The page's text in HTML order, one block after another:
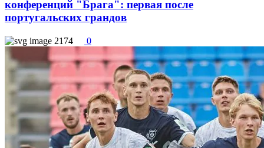
конференций "Брага": первая после
португальских грандов
2174 0